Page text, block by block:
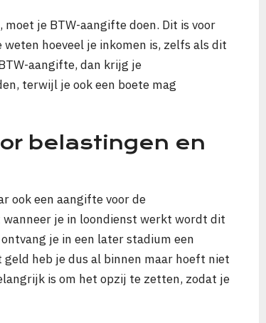
je BTW-aangifte doen. Dit is voor
hoeveel je inkomen is, zelfs als dit
aangifte, dan krijg je
terwijl je ook een boete mag
belastingen en
ook een aangifte voor de
je in loondienst werkt wordt dit
je in een later stadium een
heb je dus al binnen maar hoeft niet
is om het opzij te zetten, zodat je